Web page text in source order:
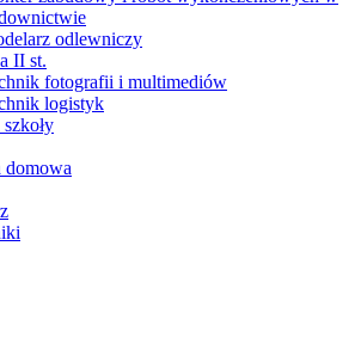
odlewniczy
II st.
fotografii i multimediów
logistyk
domowa